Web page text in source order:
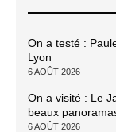
On a testé :
Lyon
6 AOÛT 2026
On a visité : Le
beaux
6 AOÛT 2026